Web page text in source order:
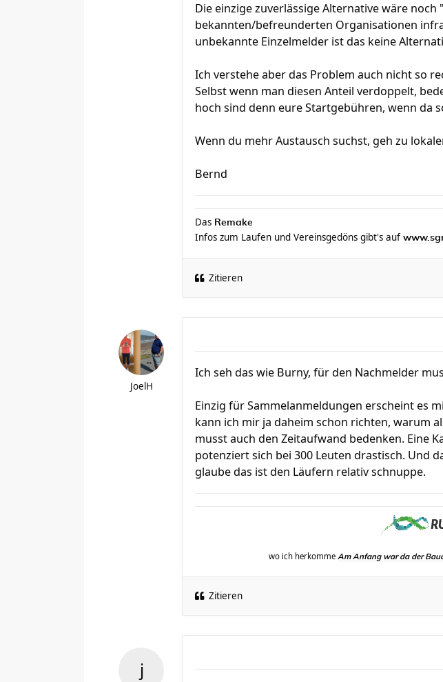
Die einzige zuverlässige Alternative wäre
bekannten/befreunderten Organisationen
unbekannte Einzelmelder ist das keine
Ich verstehe aber das Problem auch nicht so
Selbst wenn man diesen Anteil verdoppelt,
hoch sind denn eure Startgebühren, wenn da
Wenn du mehr Austausch suchst, geh zu
Bernd
Das Remake
Infos zum Laufen und Vereinsgedöns gibt's auf
Zitieren
JoelH
Ich seh das wie Burny, für den Nachmelder
Einzig für Sammelanmeldungen erscheint es
kann ich mir ja daheim schon richten, warum
musst auch den Zeitaufwand bedenken. Eine
potenziert sich bei 300 Leuten drastisch. Und
glaube das ist den Läufern relativ schnuppe.
wo ich herkomme Am Anfang war da der
Zitieren